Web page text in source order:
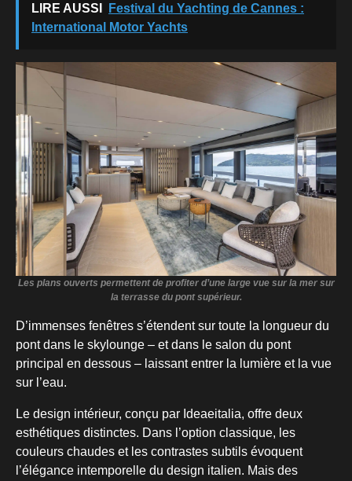
LIRE AUSSI
Festival du Yachting de Cannes :
International Motor Yachts
Les plans ouverts permettent de profiter d’une large vue sur la mer sur
la terrasse du pont supérieur.
D’immenses fenêtres s’étendent sur toute la longueur du
pont dans le skylounge – et dans le salon du pont
principal en dessous – laissant entrer la lumière et la vue
sur l’eau.
Le design intérieur, conçu par Ideaeitalia, offre deux
esthétiques distinctes. Dans l’option classique, les
couleurs chaudes et les contrastes subtils évoquent
l’élégance intemporelle du design italien. Mais des